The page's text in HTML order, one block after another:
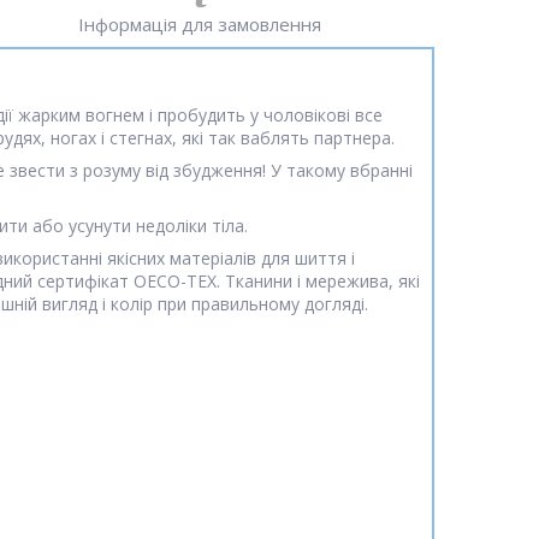
Інформація для замовлення
жарким вогнем і пробудить у чоловікові все
ногах і стегнах, які так ваблять партнера.
з розуму від збудження! У такому вбранні
або усунути недоліки тіла.
якісних матеріалів для шиття і
сертифікат OECO-TEX. Тканини і мережива, які
вигляд і колір при правильному догляді.